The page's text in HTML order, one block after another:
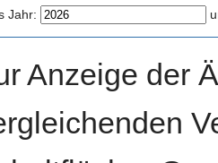
Jahr:
Anzeige der